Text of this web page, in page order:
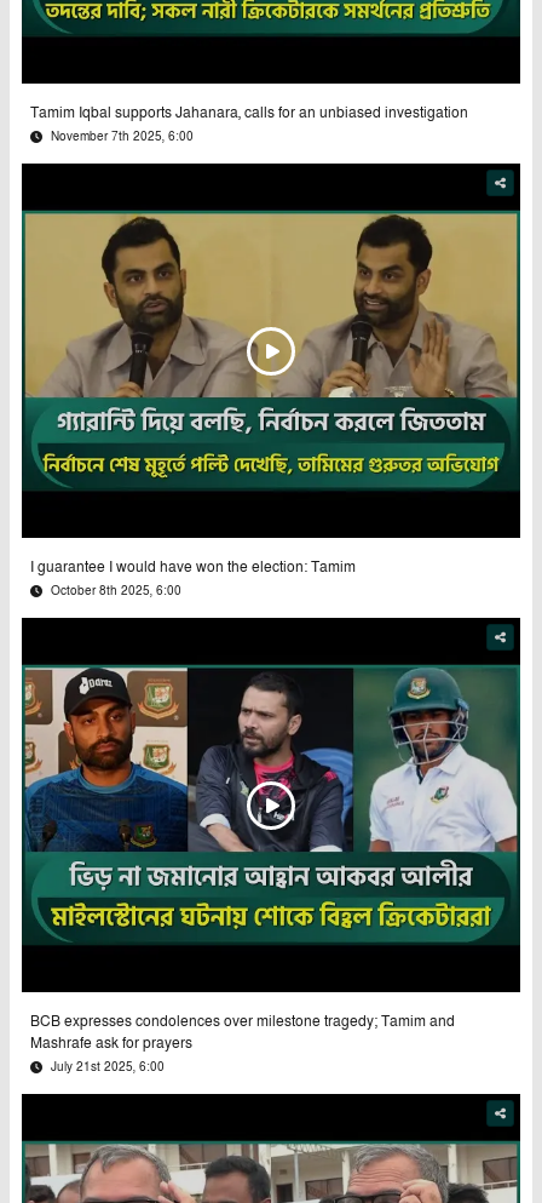
Tamim Iqbal supports Jahanara, calls for an unbiased investigation
November 7th 2025, 6:00
I guarantee I would have won the election: Tamim
October 8th 2025, 6:00
BCB expresses condolences over milestone tragedy; Tamim and
Mashrafe ask for prayers
July 21st 2025, 6:00